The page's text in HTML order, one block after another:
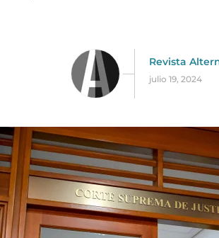
Revista
julio 19, 2024